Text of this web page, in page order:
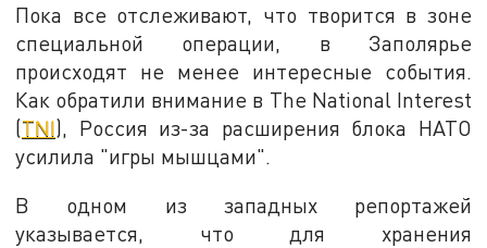
Пока все отслеживают, что творится в зоне
специальной операции, в Заполярье
происходят не менее интересные события.
Как обратили внимание в The National Interest
(TNI), Россия из-за расширения блока НАТО
усилила "игры мышцами".
В одном из западных репортажей
указывается, что для хранения